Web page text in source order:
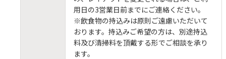
用日の3営業日前までにご連絡ください。
※飲食物の持込みは原則ご遠慮いただいて
おります。持込みご希望の方は、別途持込
料及び清掃料を頂戴する形でご相談を承り
ます。